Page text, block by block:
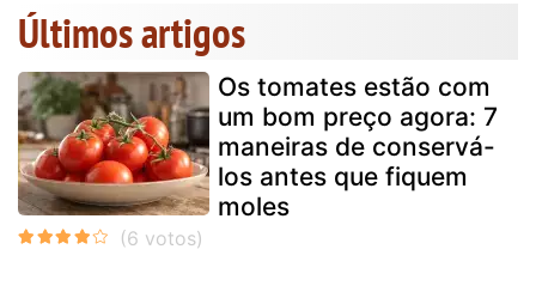
Últimos artigos
Os tomates estão com
um bom preço agora: 7
maneiras de conservá-
los antes que fiquem
moles